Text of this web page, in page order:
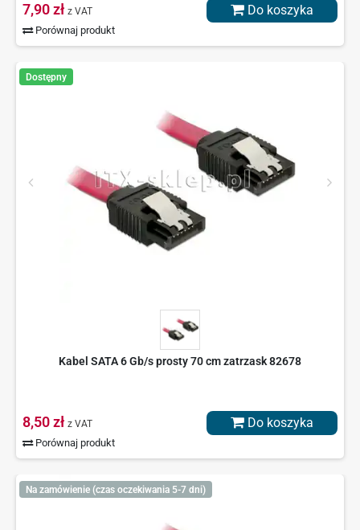
7,90 zł z VAT
Porównaj produkt
Do koszyka
Dostępny
Kabel SATA 6 Gb/s prosty 70 cm zatrzask 82678
8,50 zł z VAT
Porównaj produkt
Do koszyka
Na zamówienie (czas oczekiwania 5-7 dni)